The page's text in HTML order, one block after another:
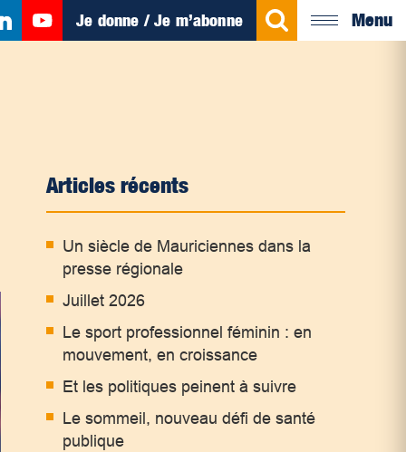
Je donne / Je m’abonne Menu
Articles récents
Un siècle de Mauriciennes dans la
presse régionale
Juillet 2026
Le sport professionnel féminin : en
mouvement, en croissance
Et les politiques peinent à suivre
Le sommeil, nouveau défi de santé
publique